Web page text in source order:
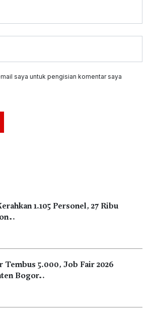
saya untuk pengisian komentar saya
1.105 Personel, 27 Ribu
Tembus 5.000, Job Fair 2026
Bogor…